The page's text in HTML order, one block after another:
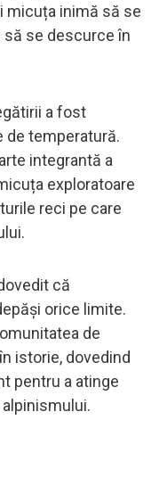
micuța inimă să se
să se descurce în
a fost
de temperatură.
integrantă a
exploratoare
reci pe care
că
orice limite.
de
istorie, dovedind
pentru a atinge